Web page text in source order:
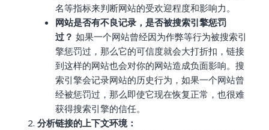
名等指标来判断网站的受欢迎程度和影响力。
网站是否有不良记录，是否被搜索引擎惩罚
过？ 如果一个网站曾经因为作弊等行为被搜索引
擎惩罚过，那么它的可信度就会大打折扣，链接
到这样的网站也会对你的网站造成负面影响。搜
索引擎会记录网站的历史行为，如果一个网站曾
经被惩罚过，那么即使它现在恢复正常，也很难
获得搜索引擎的信任。
分析链接的上下文环境：